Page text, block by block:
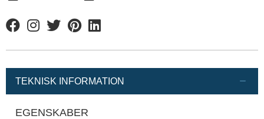
FacebookInstagram
TwitterPinterestLinkedin
TEKNISK INFORMATION
EGENSKABER